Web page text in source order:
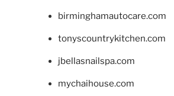
birminghamautocare.com
tonyscountrykitchen.com
jbellasnailspa.com
mychaihouse.com